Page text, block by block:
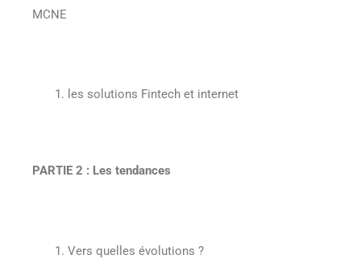
MCNE
les solutions Fintech et internet
PARTIE 2 : Les tendances
Vers quelles évolutions ?